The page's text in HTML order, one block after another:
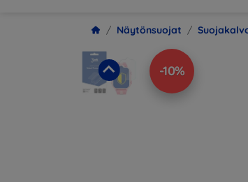
Näytönsuojat
-10%